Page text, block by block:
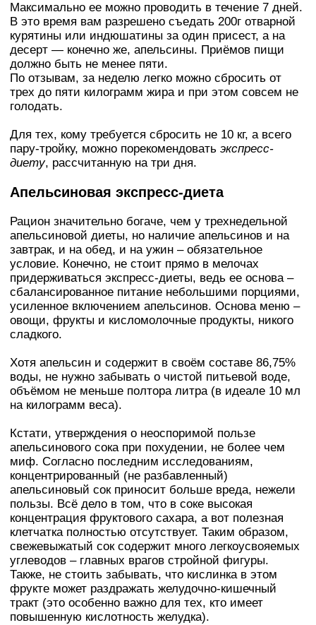
Максимально ее можно проводить в течение 7 дней.
В это время вам разрешено съедать 200г отварной
курятины или индюшатины за один присест, а на
десерт — конечно же, апельсины. Приёмов пищи
должно быть не менее пяти.
По отзывам, за неделю легко можно сбросить от
трех до пяти килограмм жира и при этом совсем не
голодать.
Для тех, кому требуется сбросить не 10 кг, а всего
пару-тройку, можно порекомендовать экспресс-
диету, рассчитанную на три дня.
Апельсиновая экспресс-диета
Рацион значительно богаче, чем у трехнедельной
апельсиновой диеты, но наличие апельсинов и на
завтрак, и на обед, и на ужин – обязательное
условие. Конечно, не стоит прямо в мелочах
придерживаться экспресс-диеты, ведь ее основа –
сбалансированное питание небольшими порциями,
усиленное включением апельсинов. Основа меню –
овощи, фрукты и кисломолочные продукты, никого
сладкого.
Хотя апельсин и содержит в своём составе 86,75%
воды, не нужно забывать о чистой питьевой воде,
объёмом не меньше полтора литра (в идеале 10 мл
на килограмм веса).
Кстати, утверждения о неоспоримой пользе
апельсинового сока при похудении, не более чем
миф. Согласно последним исследованиям,
концентрированный (не разбавленный)
апельсиновый сок приносит больше вреда, нежели
пользы. Всё дело в том, что в соке высокая
концентрация фруктового сахара, а вот полезная
клетчатка полностью отсутствует. Таким образом,
свежевыжатый сок содержит много легкоусвояемых
углеводов – главных врагов стройной фигуры.
Также, не стоить забывать, что кислинка в этом
фрукте может раздражать желудочно-кишечный
тракт (это особенно важно для тех, кто имеет
повышенную кислотность желудка).